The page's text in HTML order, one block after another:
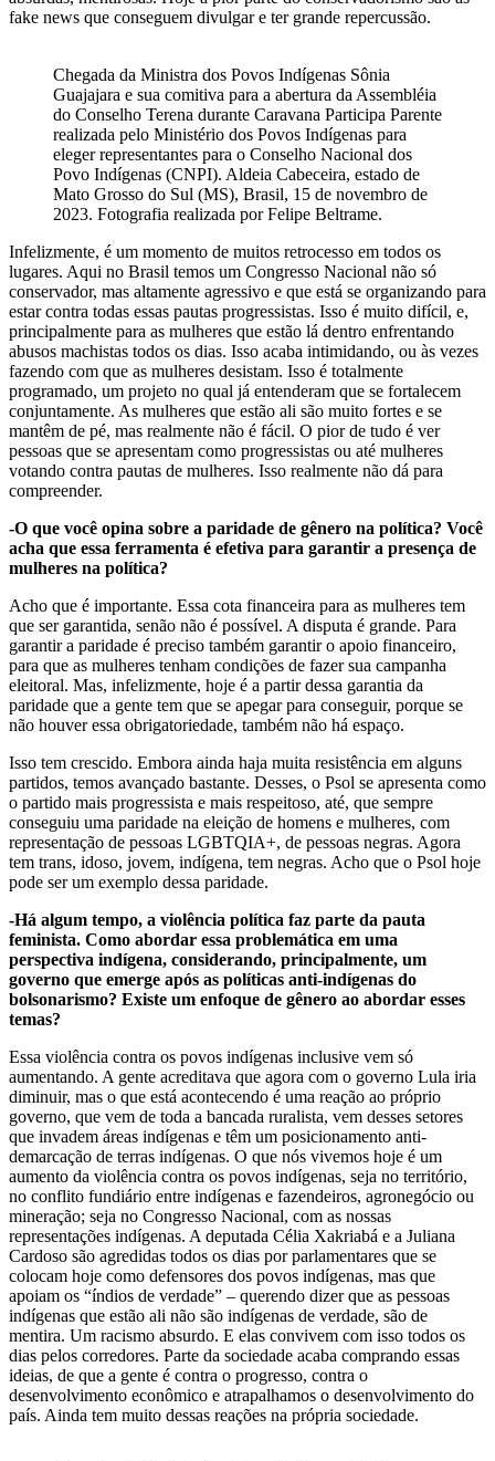
fake news que conseguem divulgar e ter grande repercussão.
Chegada da Ministra dos Povos Indígenas Sônia
Guajajara e sua comitiva para a abertura da Assembléia
do Conselho Terena durante Caravana Participa Parente
realizada pelo Ministério dos Povos Indígenas para
eleger representantes para o Conselho Nacional dos
Povo Indígenas (CNPI). Aldeia Cabeceira, estado de
Mato Grosso do Sul (MS), Brasil, 15 de novembro de
2023. Fotografia realizada por Felipe Beltrame.
Infelizmente, é um momento de muitos retrocesso em todos os
lugares. Aqui no Brasil temos um Congresso Nacional não só
conservador, mas altamente agressivo e que está se organizando para
estar contra todas essas pautas progressistas. Isso é muito difícil, e,
principalmente para as mulheres que estão lá dentro enfrentando
abusos machistas todos os dias. Isso acaba intimidando, ou às vezes
fazendo com que as mulheres desistam. Isso é totalmente
programado, um projeto no qual já entenderam que se fortalecem
conjuntamente. As mulheres que estão ali são muito fortes e se
mantêm de pé, mas realmente não é fácil. O pior de tudo é ver
pessoas que se apresentam como progressistas ou até mulheres
votando contra pautas de mulheres. Isso realmente não dá para
compreender.
-O que você opina sobre a paridade de gênero na política? Você
acha que essa ferramenta é efetiva para garantir a presença de
mulheres na política?
Acho que é importante. Essa cota financeira para as mulheres tem
que ser garantida, senão não é possível. A disputa é grande. Para
garantir a paridade é preciso também garantir o apoio financeiro,
para que as mulheres tenham condições de fazer sua campanha
eleitoral. Mas, infelizmente, hoje é a partir dessa garantia da
paridade que a gente tem que se apegar para conseguir, porque se
não houver essa obrigatoriedade, também não há espaço.
Isso tem crescido. Embora ainda haja muita resistência em alguns
partidos, temos avançado bastante. Desses, o Psol se apresenta como
o partido mais progressista e mais respeitoso, até, que sempre
conseguiu uma paridade na eleição de homens e mulheres, com
representação de pessoas LGBTQIA+, de pessoas negras. Agora
tem trans, idoso, jovem, indígena, tem negras. Acho que o Psol hoje
pode ser um exemplo dessa paridade.
-Há algum tempo, a violência política faz parte da pauta
feminista. Como abordar essa problemática em uma
perspectiva indígena, considerando, principalmente, um
governo que emerge após as políticas anti-indígenas do
bolsonarismo? Existe um enfoque de gênero ao abordar esses
temas?
Essa violência contra os povos indígenas inclusive vem só
aumentando. A gente acreditava que agora com o governo Lula iria
diminuir, mas o que está acontecendo é uma reação ao próprio
governo, que vem de toda a bancada ruralista, vem desses setores
que invadem áreas indígenas e têm um posicionamento anti-
demarcação de terras indígenas. O que nós vivemos hoje é um
aumento da violência contra os povos indígenas, seja no território,
no conflito fundiário entre indígenas e fazendeiros, agronegócio ou
mineração; seja no Congresso Nacional, com as nossas
representações indígenas. A deputada Célia Xakriabá e a Juliana
Cardoso são agredidas todos os dias por parlamentares que se
colocam hoje como defensores dos povos indígenas, mas que
apoiam os “índios de verdade” – querendo dizer que as pessoas
indígenas que estão ali não são indígenas de verdade, são de
mentira. Um racismo absurdo. E elas convivem com isso todos os
dias pelos corredores. Parte da sociedade acaba comprando essas
ideias, de que a gente é contra o progresso, contra o
desenvolvimento econômico e atrapalhamos o desenvolvimento do
país. Ainda tem muito dessas reações na própria sociedade.